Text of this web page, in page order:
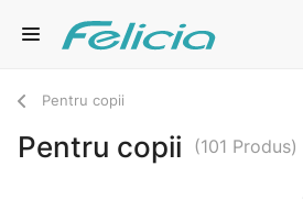
Pentru copii
Pentru copii (101 Produs)